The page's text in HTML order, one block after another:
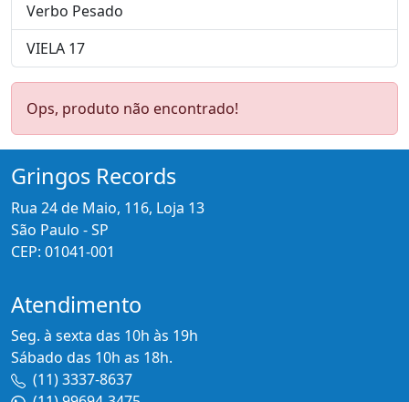
Verbo Pesado
VIELA 17
Ops, produto não encontrado!
Gringos Records
Rua 24 de Maio, 116, Loja 13
São Paulo - SP
CEP: 01041-001
Atendimento
Seg. à sexta das 10h às 19h
Sábado das 10h as 18h.
(11) 3337-8637